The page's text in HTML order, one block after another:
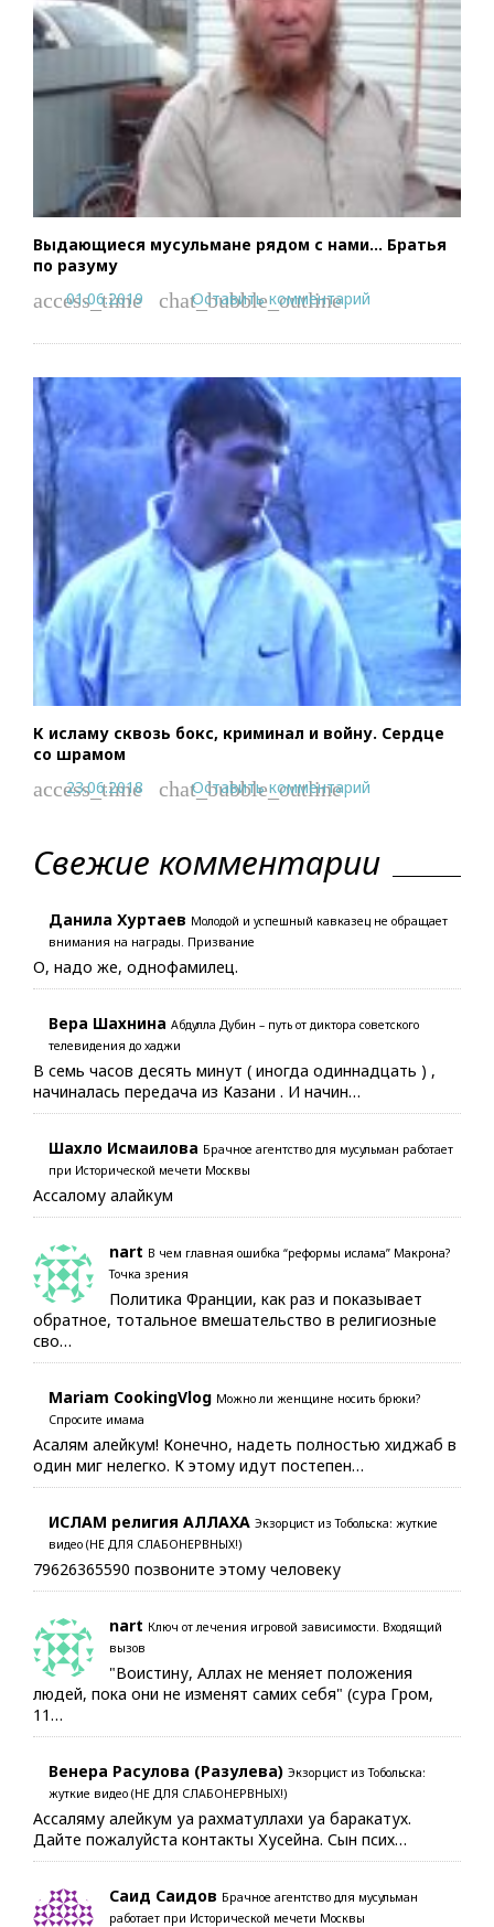
Выдающиеся мусульмане рядом с нами… Братья
по разуму
access_time
01.06.2019 chat_bubble_outline
Оставить комментарий
К исламу сквозь бокс, криминал и войну. Сердце
со шрамом
access_time
23.06.2018 chat_bubble_outline
Оставить комментарий
Свежие комментарии
Данила Хуртаев Молодой и успешный кавказец не обращает
внимания на награды. Призвание
О, надо же, однофамилец.
Вера Шахнина Абдулла Дубин – путь от диктора советского
телевидения до хаджи
В семь часов десять минут ( иногда одиннадцать ) ,
начиналась передача из Казани . И начин…
Шахло Исмаилова Брачное агентство для мусульман работает
при Исторической мечети Москвы
Ассалому алайкум
nart В чем главная ошибка “реформы ислама” Макрона?
Точка зрения
Политика Франции, как раз и показывает
обратное, тотальное вмешательство в религиозные
сво…
Mariam CookingVlog Можно ли женщине носить брюки?
Спросите имама
Асалям алейкум! Конечно, надеть полностью хиджаб в
один миг нелегко. К этому идут постепен…
ИСЛАМ религия АЛЛАХА Экзорцист из Тобольска: жуткие
видео (НЕ ДЛЯ СЛАБОНЕРВНЫХ!)
79626365590 позвоните этому человеку
nart Ключ от лечения игровой зависимости. Входящий
вызов
"Воистину, Аллах не меняет положения
людей, пока они не изменят самих себя" (сура Гром,
11…
Венера Расулова (Разулева) Экзорцист из Тобольска:
жуткие видео (НЕ ДЛЯ СЛАБОНЕРВНЫХ!)
Ассаляму алейкум уа рахматуллахи уа баракатух.
Дайте пожалуйста контакты Хусейна. Сын псих…
Саид Саидов Брачное агентство для мусульман
работает при Исторической мечети Москвы